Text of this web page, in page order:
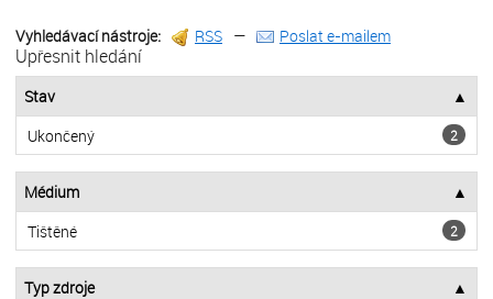
Vyhledávací nástroje: RSS — Poslat e-mailem
Upřesnit hledání
Stav
Ukončený
2
Médium
Tištěné
2
Typ zdroje